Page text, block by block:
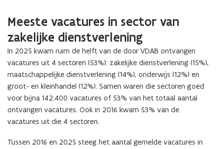
Meeste vacatures in sector van
zakelijke dienstverlening
In 2025 kwam ruim de helft van de door VDAB ontvangen
vacatures uit 4 sectoren (53%): zakelijke dienstverlening (15%),
maatschappelijke dienstverlening (14%), onderwijs (12%) en
groot- en kleinhandel (12%). Samen waren die sectoren goed
voor bijna 142.400 vacatures of 53% van het totaal aantal
ontvangen vacatures. Ook in 2016 kwam 53% van de
vacatures uit die 4 sectoren.
Tussen 2016 en 2025 steeg het aantal gemelde vacatures in